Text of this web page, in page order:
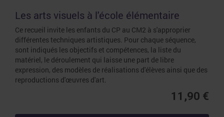
Les arts visuels à l'école élémentaire
Ce recueil invite les enfants du CP au CM2 à s'approprier
différentes techniques artistiques. Pour chaque séquence,
sont indiqués les objectifs et compétences, la liste du
matériel, le déroulement qui laisse une part de libre
expression, des modèles de réalisations d'élèves ainsi que des
reproductions d'œuvres d'art.
11,90 €